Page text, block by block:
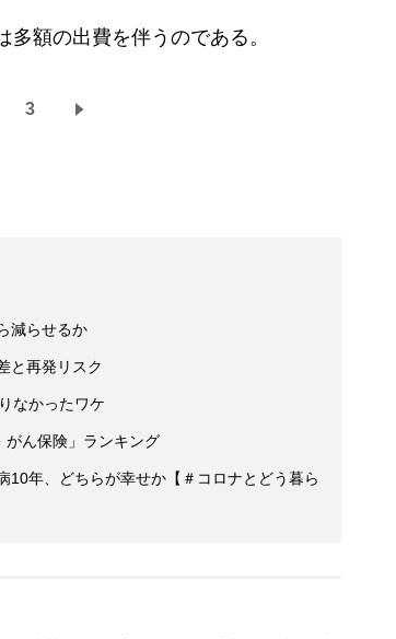
額の出費を伴うのである。
3
減らせるか
と再発リスク
なかったワケ
がん保険」ランキング
年、どちらが幸せか【＃コロナとどう暮ら